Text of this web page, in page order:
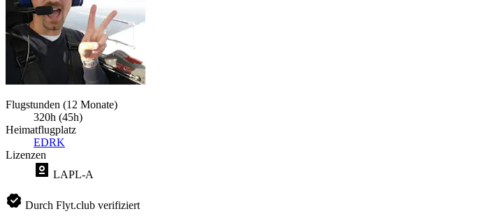
Flugstunden (12 Monate)
320h (45h)
Heimatflugplatz
EDRK
Lizenzen
LAPL-A
Durch Flyt.club verifiziert